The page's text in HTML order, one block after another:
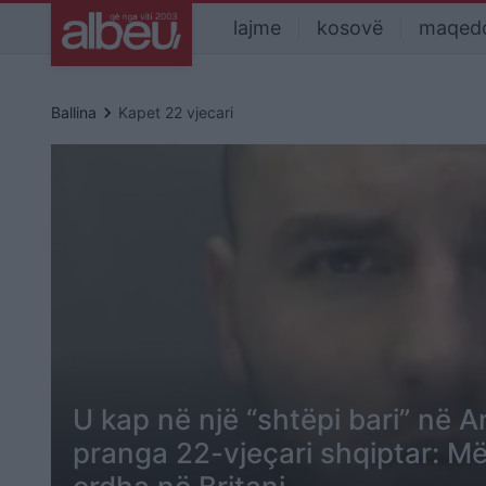
lajme kosovë
Ballina keyboard_arrow_right Kapet 22 vjecari
U kap në një “shtëpi bari” në
pranga 22-vjeçari shqiptar: